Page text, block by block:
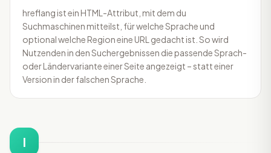
hreflang ist ein HTML-Attribut, mit dem du
Suchmaschinen mitteilst, für welche Sprache und
optional welche Region eine URL gedacht ist. So wird
Nutzenden in den Suchergebnissen die passende Sprach-
oder Ländervariante einer Seite angezeigt – statt einer
Version in der falschen Sprache.
I